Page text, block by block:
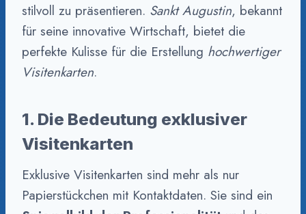
stilvoll zu präsentieren. Sankt Augustin, bekannt
für seine innovative Wirtschaft, bietet die
perfekte Kulisse für die Erstellung hochwertiger
Visitenkarten.
1. Die Bedeutung exklusiver
Visitenkarten
Exklusive Visitenkarten sind mehr als nur
Papierstückchen mit Kontaktdaten. Sie sind ein